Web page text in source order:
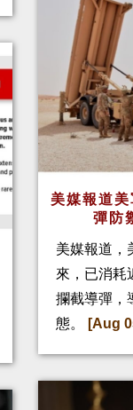
美媒報道
彈防
美媒報道，
來，已消耗
攔截導彈，
態。
[Aug